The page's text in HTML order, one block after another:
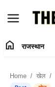
home राजस्थान
Home खेल